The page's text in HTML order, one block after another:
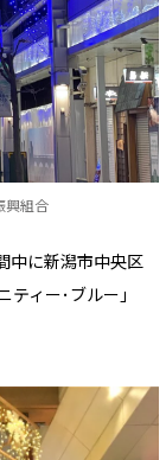
興組合
中に新潟市中央区
ィー･ブルー」